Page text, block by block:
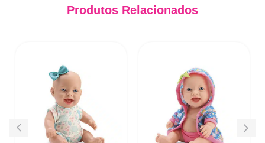
Produtos Relacionados